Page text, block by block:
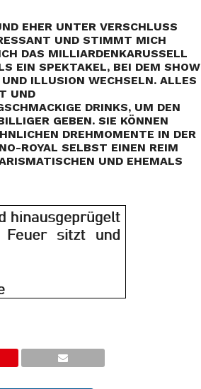
EHER UNTER VERSCHLUSS
UND STIMMT MICH
DAS MILLIARDENKARUSSELL
EIN SPEKTAKEL, BEI DEM SHOW U
ILLUSION WECHSELN. ALLES N
G
DRINKS, UM DEN D
GEBEN. SIE KÖNNEN S
DREHMOMENTE IN DER I
ROYAL SELBST EINEN REIM M
UND EHEMALS S